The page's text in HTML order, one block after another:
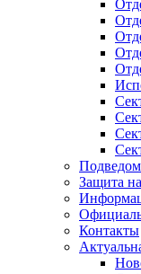
Защита
Контакты